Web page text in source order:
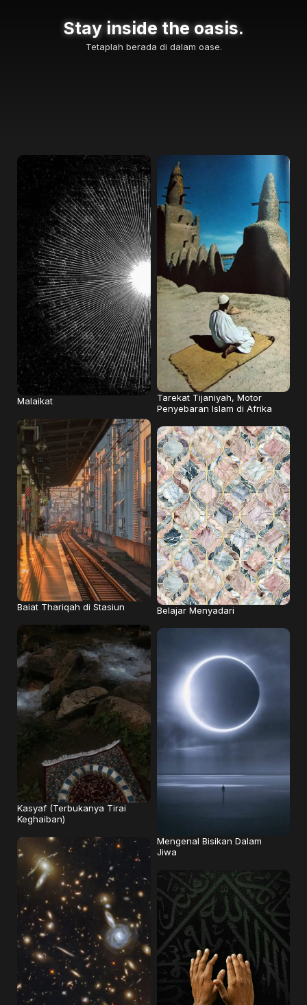
Stay inside the oasis.
Tetaplah berada di dalam oase.
Malaikat
Tarekat Tijaniyah, Motor
Penyebaran Islam di Afrika
Baiat Thariqah di Stasiun Belajar Menyadari
Kasyaf (Terbukanya Tirai
Keghaiban)
Mengenal Bisikan Dalam
Jiwa